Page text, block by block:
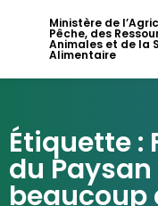
Ministère de
Pêche, des
Animales et de la
Alimentaire
Étiquette :
du Paysan
beaucoup